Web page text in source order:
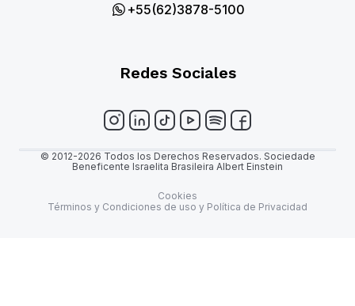
+55(62)3878-5100
Redes Sociales
© 2012-2026 Todos los Derechos Reservados. Sociedade
Beneficente Israelita Brasileira Albert Einstein
Cookies
Términos y Condiciones de uso y Política de Privacidad